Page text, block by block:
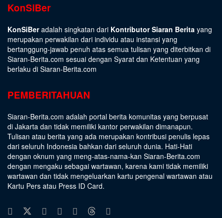
KonSiBer
KonSiBeradalah singkatan dari Kontributor Siaran Berita yang
merupakan perwakilan dari individu atau instansi yang
bertanggung-jawab penuh atas semua tulisan yang diterbitkan di
Siaran-Berita.com sesuai dengan Syarat dan Ketentuan yang
berlaku di Siaran-Berita.com
PEMBERITAHUAN
Siaran-Berita.com adalah portal berita komunitas yang berpusat
di Jakarta dan tidak memiliki kantor perwakilan dimanapun.
Tulisan atau berita yang ada merupakan kontribusi penulis lepas
dari seluruh Indonesia bahkan dari seluruh dunia. Hati-Hati
dengan oknum yang meng-atas-nama-kan Siaran-Berita.com
dengan mengaku sebagai wartawan, karena kami tidak memiliki
wartawan dan tidak mengeluarkan kartu pengenal wartawan atau
Kartu Pers atau Press ID Card.